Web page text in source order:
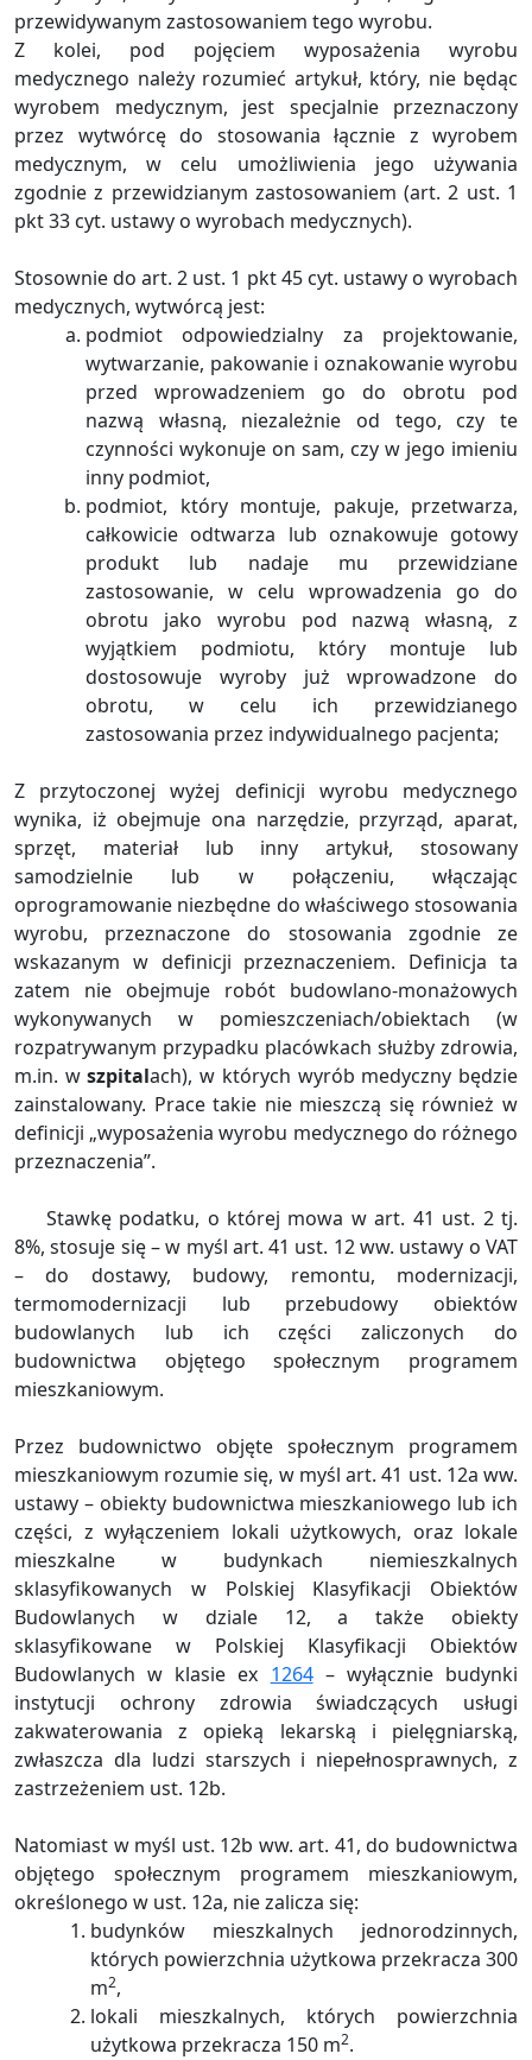
przewidywanym zastosowaniem tego wyrobu.
Z kolei, pod pojęciem wyposażenia wyrobu
medycznego należy rozumieć artykuł, który, nie będąc
wyrobem medycznym, jest specjalnie przeznaczony
przez wytwórcę do stosowania łącznie z wyrobem
medycznym, w celu umożliwienia jego używania
zgodnie z przewidzianym zastosowaniem (art. 2 ust. 1
pkt 33 cyt. ustawy o wyrobach medycznych).
Stosownie do art. 2 ust. 1 pkt 45 cyt. ustawy o wyrobach
medycznych, wytwórcą jest:
podmiot odpowiedzialny za projektowanie,
wytwarzanie, pakowanie i oznakowanie wyrobu
przed wprowadzeniem go do obrotu pod
nazwą własną, niezależnie od tego, czy te
czynności wykonuje on sam, czy w jego imieniu
inny podmiot,
podmiot, który montuje, pakuje, przetwarza,
całkowicie odtwarza lub oznakowuje gotowy
produkt lub nadaje mu przewidziane
zastosowanie, w celu wprowadzenia go do
obrotu jako wyrobu pod nazwą własną, z
wyjątkiem podmiotu, który montuje lub
dostosowuje wyroby już wprowadzone do
obrotu, w celu ich przewidzianego
zastosowania przez indywidualnego pacjenta;
Z przytoczonej wyżej definicji wyrobu medycznego
wynika, iż obejmuje ona narzędzie, przyrząd, aparat,
sprzęt, materiał lub inny artykuł, stosowany
samodzielnie lub w połączeniu, włączając
oprogramowanie niezbędne do właściwego stosowania
wyrobu, przeznaczone do stosowania zgodnie ze
wskazanym w definicji przeznaczeniem. Definicja ta
zatem nie obejmuje robót budowlano-monażowych
wykonywanych w pomieszczeniach/obiektach (w
rozpatrywanym przypadku placówkach służby zdrowia,
m.in. wszpitalach), w których wyrób medyczny będzie
zainstalowany. Prace takie nie mieszczą się również w
definicji „wyposażenia wyrobu medycznego do różnego
przeznaczenia”.
Stawkę podatku, o której mowa w art. 41 ust. 2 tj.
8%, stosuje się – w myśl art. 41 ust. 12 ww. ustawy o VAT
– do dostawy, budowy, remontu, modernizacji,
termomodernizacji lub przebudowy obiektów
budowlanych lub ich części zaliczonych do
budownictwa objętego społecznym programem
mieszkaniowym.
Przez budownictwo objęte społecznym programem
mieszkaniowym rozumie się, w myśl art. 41 ust. 12a ww.
ustawy – obiekty budownictwa mieszkaniowego lub ich
części, z wyłączeniem lokali użytkowych, oraz lokale
mieszkalne w budynkach niemieszkalnych
sklasyfikowanych w Polskiej Klasyfikacji Obiektów
Budowlanych w dziale 12, a także obiekty
sklasyfikowane w Polskiej Klasyfikacji Obiektów
Budowlanych w klasie ex 1264– wyłącznie budynki
instytucji ochrony zdrowia świadczących usługi
zakwaterowania z opieką lekarską i pielęgniarską,
zwłaszcza dla ludzi starszych i niepełnosprawnych, z
zastrzeżeniem ust. 12b.
Natomiast w myśl ust. 12b ww. art. 41, do budownictwa
objętego społecznym programem mieszkaniowym,
określonego w ust. 12a, nie zalicza się:
budynków mieszkalnych jednorodzinnych,
których powierzchnia użytkowa przekracza 300
m2,
lokali mieszkalnych, których powierzchnia
użytkowa przekracza 150 m2.